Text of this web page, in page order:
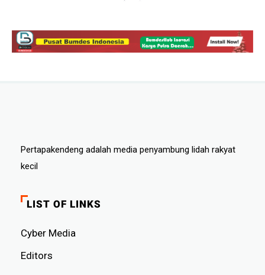
Pertapakendeng adalah media penyambung lidah rakyat
kecil
LIST OF LINKS
Cyber ​​Media
Editors